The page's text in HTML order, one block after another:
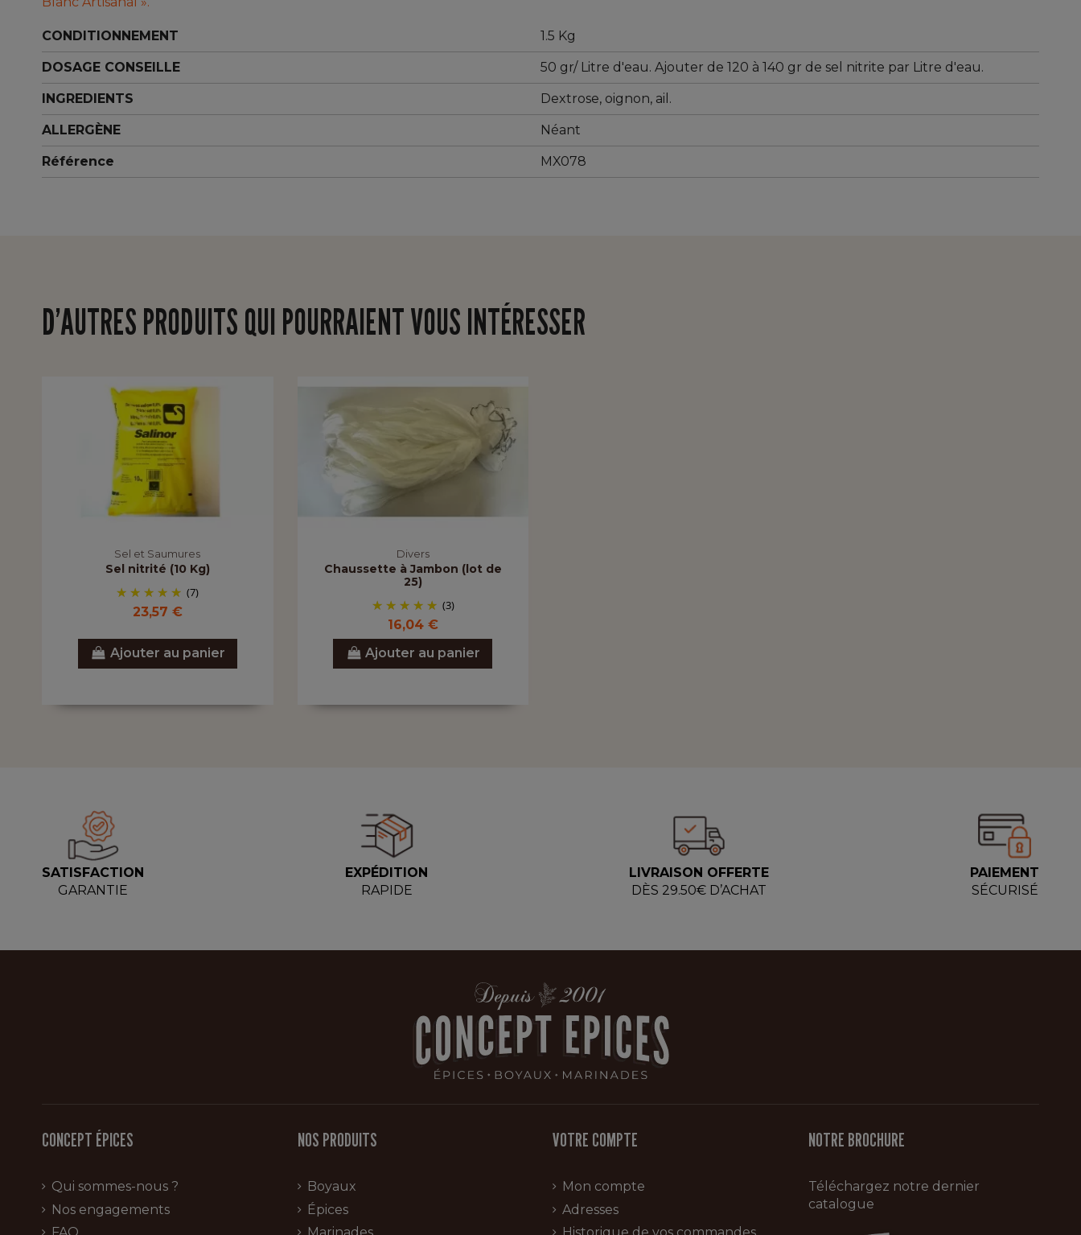
CONDITIONNEMENT 1.5 Kg
DOSAGE CONSEILLE 50 gr/ Litre d'eau. Ajouter de 120 à 140 gr de sel nitrite par Litre d'eau.
INGREDIENTS Dextrose, oignon, ail.
ALLERGÈNE Néant
Référence MX078
D’AUTRES PRODUITS QUI POURRAIENT VOUS INTÉRESSER
Sel et Saumures
Sel nitrité (10 Kg)
(7)
23,57 €
Ajouter au panier
Divers
Chaussette à Jambon (lot de
25)
(3)
16,04 €
Ajouter au panier
SATISFACTION
GARANTIE
EXPÉDITION
RAPIDE
LIVRAISON OFFERTE
DÈS 29.50€ D’ACHAT
PAIEMENT
SÉCURISÉ
CONCEPT ÉPICES
Qui sommes-nous ?
Nos engagements
NOS PRODUITS
Boyaux
Épices
VOTRE COMPTE
Mon compte
Adresses
NOTRE BROCHURE
Téléchargez notre dernier
catalogue